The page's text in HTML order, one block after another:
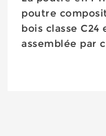
poutre
bois classe C24
assemblée par